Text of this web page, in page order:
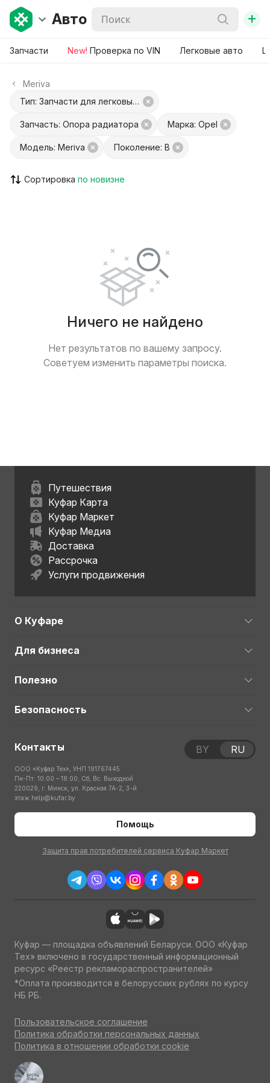
Авто +
Запчасти New! Проверка по VIN Легковые авто
Meriva
Тип: Запчасти для легковых авто
Запчасть: Опора радиатора Марка: Opel
Модель: Meriva Поколение: B
Сортировка
Ничего не найдено
Нет результатов по вашему запросу.
Советуем изменить параметры поиска.
Путешествия
Куфар Карта
Куфар Маркет
Куфар Медиа
Доставка
Рассрочка
Услуги продвижения
О Куфаре
Для бизнеса
Полезно
Безопасность
Контакты
ООО «Куфар Тех», УНП 191767445
Пн-Пт: 10:00 – 18:00; Сб, Вс: Выходной
220029, г. Минск, ул. Красная 7А-2, 3-й
этаж help@kufar.by
Помощь
Защита прав потребителей сервиса Куфар Маркет
BY RU
Куфар — площадка объявлений Беларуси. ООО «Куфар
Тех» включено в государственный информационный
ресурс «Реестр рекламораспространителей»
*Оплата производится в белорусских рублях по курсу
НБ РБ.
Пользовательское соглашение
Политика обработки персональных данных
Политика в отношении обработки cookie